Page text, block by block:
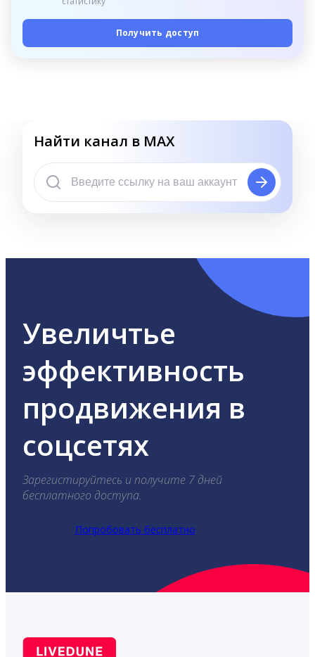
Получить доступ
Найти канал в MAX
Увеличтье
эффективность
продвижения в
соцсетях
Зарегистируйтесь и получите 7 дней
бесплатного доступа.
Попробовать бесплатно